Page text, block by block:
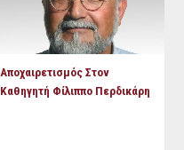
G
E
R
Αποχαιρετισμός Στον
Καθηγητή Φίλιππο Περδικάρη